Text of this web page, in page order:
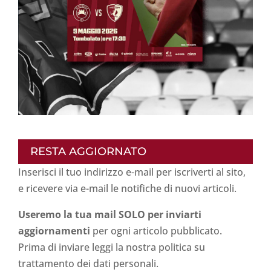
RESTA AGGIORNATO
Inserisci il tuo indirizzo e-mail per iscriverti al sito,
e ricevere via e-mail le notifiche di nuovi articoli.
Useremo la tua mail SOLO per inviarti
aggiornamenti per ogni articolo pubblicato.
Prima di inviare leggi la nostra politica su
trattamento dei dati personali.